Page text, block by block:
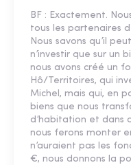
BF : Exactement.
tous les partenaires
Nous savons qu’il
n’investir que sur un
nous avons créé un
Hô/Territoires, qui
Michel, mais qui, en
biens que nous
d’habitation et dans
nous ferons monter
n’auraient pas les
€, nous donnons la